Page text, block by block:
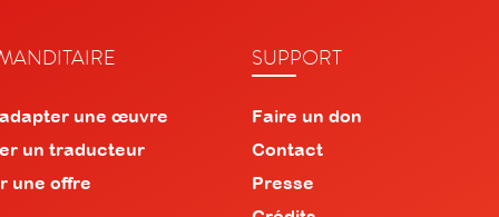
une œuvre
un traducteur
une offre
SUPPORT
Faire un don
Contact
Presse